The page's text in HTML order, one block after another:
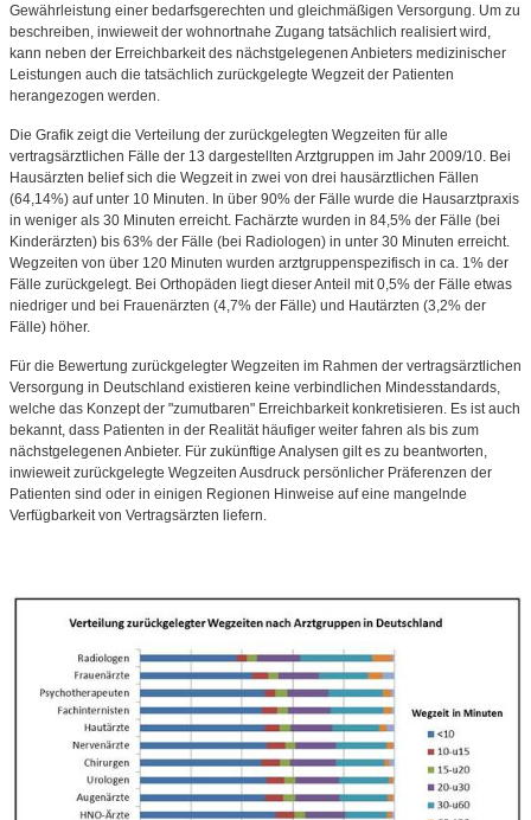
Gewährleistung einer bedarfsgerechten und gleichmäßigen Versorgung. Um zu
beschreiben, inwieweit der wohnortnahe Zugang tatsächlich realisiert wird,
kann neben der Erreichbarkeit des nächstgelegenen Anbieters medizinischer
Leistungen auch die tatsächlich zurückgelegte Wegzeit der Patienten
herangezogen werden.
Die Grafik zeigt die Verteilung der zurückgelegten Wegzeiten für alle
vertragsärztlichen Fälle der 13 dargestellten Arztgruppen im Jahr 2009/10. Bei
Hausärzten belief sich die Wegzeit in zwei von drei hausärztlichen Fällen
(64,14%) auf unter 10 Minuten. In über 90% der Fälle wurde die Hausarztpraxis
in weniger als 30 Minuten erreicht. Fachärzte wurden in 84,5% der Fälle (bei
Kinderärzten) bis 63% der Fälle (bei Radiologen) in unter 30 Minuten erreicht.
Wegzeiten von über 120 Minuten wurden arztgruppenspezifisch in ca. 1% der
Fälle zurückgelegt. Bei Orthopäden liegt dieser Anteil mit 0,5% der Fälle etwas
niedriger und bei Frauenärzten (4,7% der Fälle) und Hautärzten (3,2% der
Fälle) höher.
Für die Bewertung zurückgelegter Wegzeiten im Rahmen der vertragsärztlichen
Versorgung in Deutschland existieren keine verbindlichen Mindesstandards,
welche das Konzept der "zumutbaren" Erreichbarkeit konkretisieren. Es ist auch
bekannt, dass Patienten in der Realität häufiger weiter fahren als bis zum
nächstgelegenen Anbieter. Für zukünftige Analysen gilt es zu beantworten,
inwieweit zurückgelegte Wegzeiten Ausdruck persönlicher Präferenzen der
Patienten sind oder in einigen Regionen Hinweise auf eine mangelnde
Verfügbarkeit von Vertragsärzten liefern.